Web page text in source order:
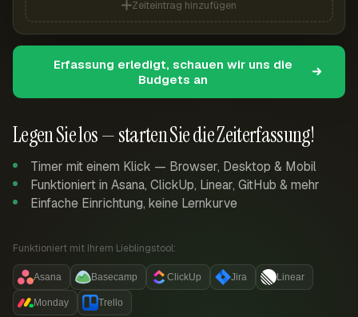
Legen Sie los — starten Sie die Zeiterfassung!
Timer mit einem Klick — Browser, Desktop & Mobil
Funktioniert in Asana, ClickUp, Linear, GitHub & mehr
Einfache Einrichtung, keine Lernkurve
Funktioniert mit Ihrem Lieblingstool:
Asana Basecamp ClickUp Jira Linear
Monday Trello
Zeiteintrag hinzufügen
Erfassung erledigt, schauen wir uns die
Budgets an